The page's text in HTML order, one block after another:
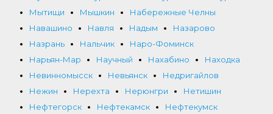
Мытищи
Мышкин
Набережные Челны
Навашино
Навля Надым
Назарово
Назрань
Нальчик
Наро-Фоминск
Нарьян-Мар
Научный Нахабино
Находка
Невинномысск
Невьянск
Недригайлов
Нежин
Нерехта Нерюнгри
Нетишин
Нефтегорск
Нефтекамск
Нефтекумск